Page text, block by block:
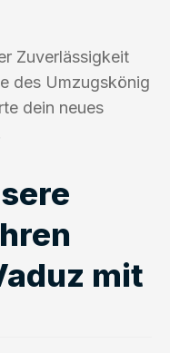
Zuverlässigkeit
des Umzugskönig
dein neues
mit